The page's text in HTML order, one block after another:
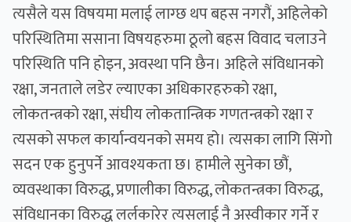
त्यसैले यस विषयमा मलाई लाग्छ थप बहस नगरौं, अहिलेको
परिस्थितिमा ससाना विषयहरुमा ठूलो बहस विवाद चलाउने
परिस्थिति पनि होइन, अवस्था पनि छैन। अहिले संविधानको
रक्षा, जनताले लडेर ल्याएका अधिकारहरुको रक्षा,
लोकतन्त्रको रक्षा, संघीय लोकतान्त्रिक गणतन्त्रको रक्षा र
त्यसको सफल कार्यान्वयनको समय हो। त्यसका लागि सिंगो
सदन एक हुनुपर्ने आवश्यकता छ। हामीले सुनेका छौं,
व्यवस्थाका विरुद्ध, प्रणालीका विरुद्ध, लोकतन्त्रका विरुद्ध,
संविधानका विरुद्ध लर्लकारेर त्यसलाई नै अस्वीकार गर्ने र